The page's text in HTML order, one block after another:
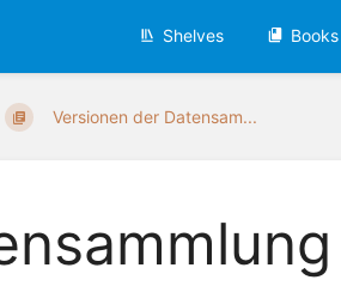
Shelves Books
Versionen der Datensam...